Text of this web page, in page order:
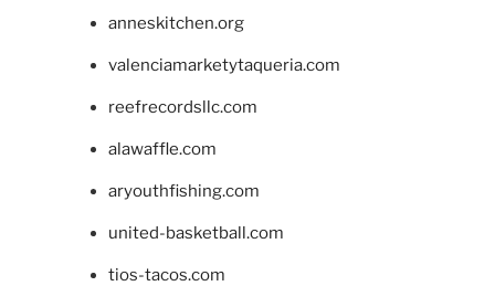
anneskitchen.org
valenciamarketytaqueria.com
reefrecordsllc.com
alawaffle.com
aryouthfishing.com
united-basketball.com
tios-tacos.com